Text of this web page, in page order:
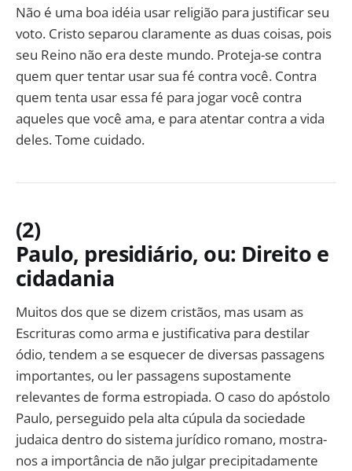
Não é uma boa idéia usar religião para justificar seu
voto. Cristo separou claramente as duas coisas, pois
seu Reino não era deste mundo. Proteja-se contra
quem quer tentar usar sua fé contra você. Contra
quem tenta usar essa fé para jogar você contra
aqueles que você ama, e para atentar contra a vida
deles. Tome cuidado.
(2)
Paulo, presidiário, ou: Direito e
cidadania
Muitos dos que se dizem cristãos, mas usam as
Escrituras como arma e justificativa para destilar
ódio, tendem a se esquecer de diversas passagens
importantes, ou ler passagens supostamente
relevantes de forma estropiada. O caso do apóstolo
Paulo, perseguido pela alta cúpula da sociedade
judaica dentro do sistema jurídico romano, mostra-
nos a importância de não julgar precipitadamente